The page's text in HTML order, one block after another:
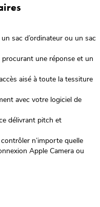
sac d’ordinateur ou un sac
une réponse et un
aisé à toute la tessiture
avec votre logiciel de
délivrant pitch et
n’importe quelle
Apple Camera ou